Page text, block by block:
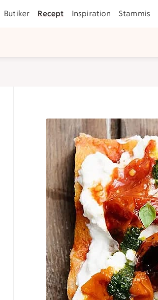
Butiker Recept Inspiration Stammis